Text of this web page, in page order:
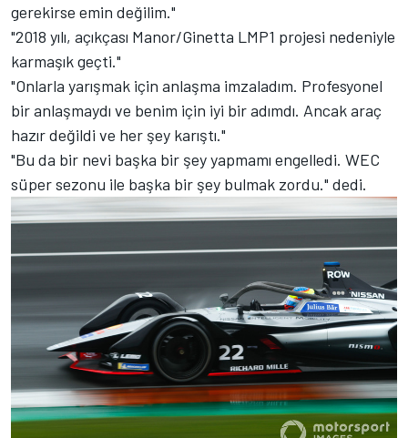
gerekirse emin değilim."
"2018 yılı, açıkçası Manor/Ginetta LMP1 projesi nedeniyle
karmaşık geçti."
"Onlarla yarışmak için anlaşma imzaladım. Profesyonel
bir anlaşmaydı ve benim için iyi bir adımdı. Ancak araç
hazır değildi ve her şey karıştı."
"Bu da bir nevi başka bir şey yapmamı engelledi. WEC
süper sezonu ile başka bir şey bulmak zordu." dedi.